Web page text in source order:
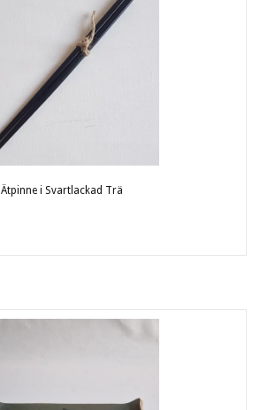
Ätpinne i Svartlackad Trä